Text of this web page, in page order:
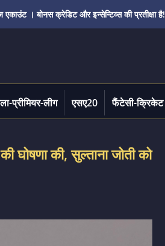
। बोनस क्रेडिट और इन्सेन्टिव्स की प्रतीक्षा है!
प्रीमियर-लीग एसए20 फैंटेसी-क्रिकेट
की, सुल्ताना जोती को